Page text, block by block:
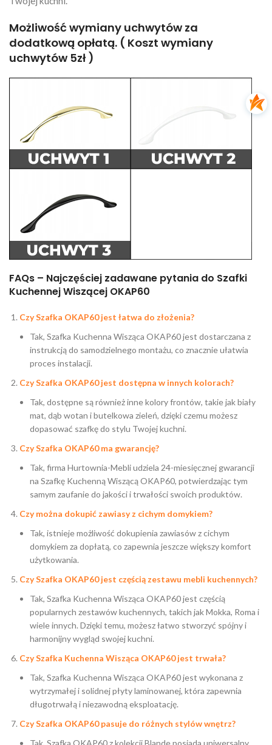
Możliwość wymiany uchwytów za
dodatkową opłatą. ( Koszt wymiany
uchwytów 5zł )
FAQs – Najczęściej zadawane pytania do Szafki
Kuchennej Wiszącej OKAP60
Czy Szafka OKAP60 jest łatwa do złożenia?
Tak, Szafka Kuchenna Wisząca OKAP60 jest dostarczana z
instrukcją do samodzielnego montażu, co znacznie ułatwia
proces instalacji.
Czy Szafka OKAP60 jest dostępna w innych kolorach?
Tak, dostępne są również inne kolory frontów, takie jak biały
mat, dąb wotan i butelkowa zieleń, dzięki czemu możesz
dopasować szafkę do stylu Twojej kuchni.
Czy Szafka OKAP60 ma gwarancję?
Tak, firma Hurtownia-Mebli udziela 24-miesięcznej gwarancji
na Szafkę Kuchenną Wiszącą OKAP60, potwierdzając tym
samym zaufanie do jakości i trwałości swoich produktów.
Czy można dokupić zawiasy z cichym domykiem?
Tak, istnieje możliwość dokupienia zawiasów z cichym
domykiem za dopłatą, co zapewnia jeszcze większy komfort
użytkowania.
Czy Szafka OKAP60 jest częścią zestawu mebli kuchennych?
Tak, Szafka Kuchenna Wisząca OKAP60 jest częścią
popularnych zestawów kuchennych, takich jak Mokka, Roma i
wiele innych. Dzięki temu, możesz łatwo stworzyć spójny i
harmonijny wygląd swojej kuchni.
Czy Szafka Kuchenna Wisząca OKAP60 jest trwała?
Tak, Szafka Kuchenna Wisząca OKAP60 jest wykonana z
wytrzymałej i solidnej płyty laminowanej, która zapewnia
długotrwałą i niezawodną eksploatację.
Czy Szafka OKAP60 pasuje do różnych stylów wnętrz?
Tak, Szafka OKAP60 z kolekcji Blande posiada uniwersalny